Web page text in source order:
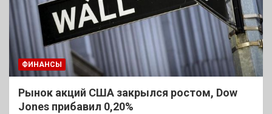
ФИНАНСЫ
Рынок акций США закрылся ростом, Dow
Jones прибавил 0,20%